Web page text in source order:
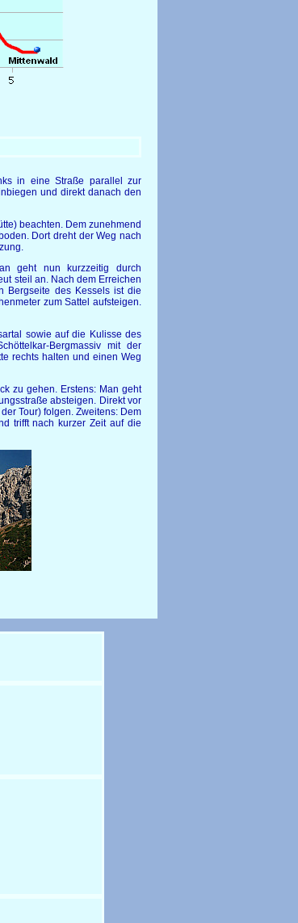
in eine Straße parallel zur
und direkt danach den
beachten. Dem zunehmend
Dort dreht der Weg nach
geht nun kurzzeitig durch
steil an. Nach dem Erreichen
Bergseite des Kessels ist die
zum Sattel aufsteigen.
sowie auf die Kulisse des
Bergmassiv mit der
rechts halten und einen Weg
zu gehen. Erstens: Man geht
absteigen. Direkt vor
Tour) folgen. Zweitens: Dem
trifft nach kurzer Zeit auf die